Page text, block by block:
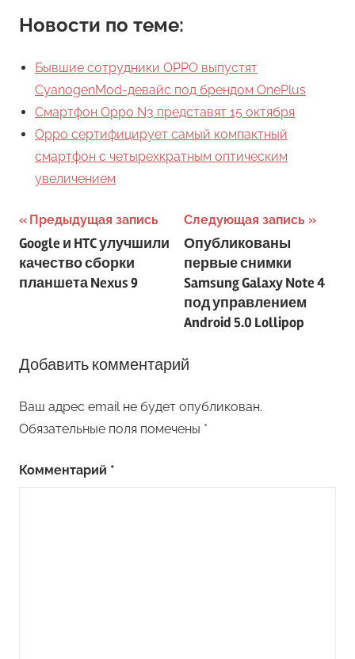
Новости по теме:
Бывшие сотрудники OPPO выпустят
CyanogenMod-девайс под брендом OnePlus
Смартфон Oppo N3 представят 15 октября
Oppo сертифицирует самый компактный
смартфон с четырехкратным оптическим
увеличением
Навигация
по
записям
Предыдущая запись
Google и HTC улучшили
качество сборки
планшета Nexus 9
Следующая запись
Опубликованы
первые снимки
Samsung Galaxy Note 4
под управлением
Android 5.0 Lollipop
Добавить комментарий
Ваш адрес email не будет опубликован.
Обязательные поля помечены *
Комментарий *